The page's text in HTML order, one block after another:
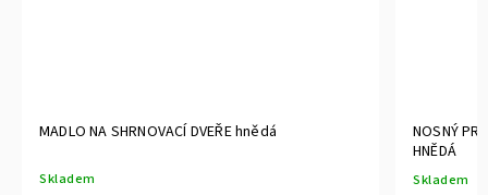
MADLO NA SHRNOVACÍ DVEŘE hnědá
Skladem
NOSNÝ
HNĚDÁ
Skladem